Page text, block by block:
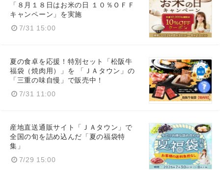
「８月１８日はお米の日 １０％ＯＦＦ
キャンペーン」を実施
7/31 15:00
夏の食卓を応援！特別セット「松阪牛
福袋（焼肉用）」を 「ＪＡタウン」の
「三重の味自慢」で販売中！
7/31 11:00
産地直送通販サイト「ＪＡタウン」で
全国の旬を詰め込んだ「夏の福袋特
集」
7/29 15:00
English